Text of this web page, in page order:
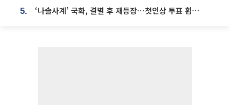
5. ‘나솔사계’ 국화, 결별 후 재등장⋯첫인상 투표 휩쓸고 ‘인기녀’ 등극